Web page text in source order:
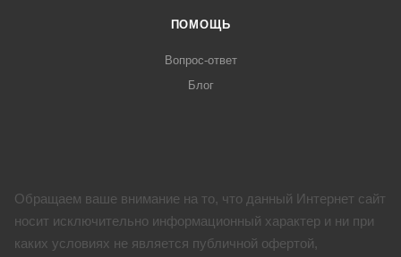
ПОМОЩЬ
Вопрос-ответ
Блог
Обращаем ваше внимание на то, что данный Интернет сайт
носит исключительно информационный характер и ни при
каких условиях не является публичной офертой,